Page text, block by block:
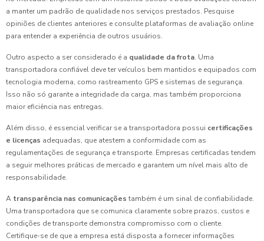
a manter um padrão de qualidade nos serviços prestados. Pesquise
opiniões de clientes anteriores e consulte plataformas de avaliação online
para entender a experiência de outros usuários.
Outro aspecto a ser considerado é a qualidade da frota. Uma
transportadora confiável deve ter veículos bem mantidos e equipados com
tecnologia moderna, como rastreamento GPS e sistemas de segurança.
Isso não só garante a integridade da carga, mas também proporciona
maior eficiência nas entregas.
Além disso, é essencial verificar se a transportadora possui certificações
e licenças adequadas, que atestem a conformidade com as
regulamentações de segurança e transporte. Empresas certificadas tendem
a seguir melhores práticas de mercado e garantem um nível mais alto de
responsabilidade.
A transparência nas comunicações também é um sinal de confiabilidade.
Uma transportadora que se comunica claramente sobre prazos, custos e
condições de transporte demonstra compromisso com o cliente.
Certifique-se de que a empresa está disposta a fornecer informações